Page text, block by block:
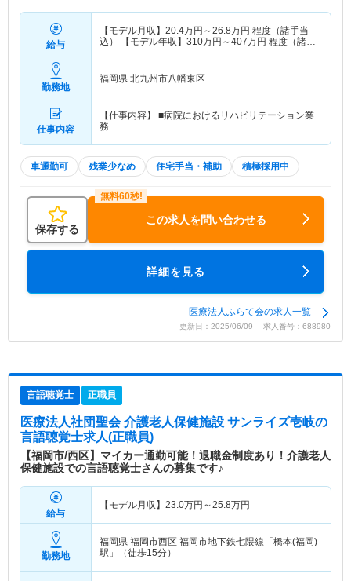
給与
【モデル月収】 20.4万円～26.8万円 程度（諸手当
込） 【モデル年収】 310万円～407万円 程度（諸手
勤務地
福岡県 北九州市八幡東区
仕事内容
【仕事内容】 ■病院におけるリハビリテーション業
務
車通勤可 残業少なめ 住宅手当・補助 積極採用中
保存する
この求人を問い合わせる
詳細を見る
医療法人ふらて会の求人一覧
更新日：2025/06/09 求人番号：688980
言語聴覚士 正職員
医療法人社団聖会 介護老人保健施設 サンライズ壱岐の
言語聴覚士求人(正職員)
【福岡市/西区】マイカー通勤可能！退職金制度あり！介護老人
保健施設での言語聴覚士さんの募集です♪
給与
【モデル月収】 23.0万円～25.8万円
勤務地
福岡県 福岡市西区 福岡市地下鉄七隈線「橋本(福岡)
駅」（徒歩15分）